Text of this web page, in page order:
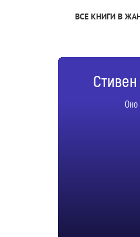
ВСЕ КНИГИ В
Оно